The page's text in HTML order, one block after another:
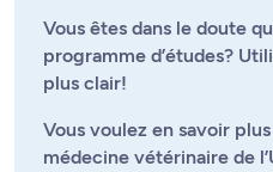
Vous êtes dans le doute
programme d’études?
plus clair!
Vous voulez en savoir
médecine vétérinaire de